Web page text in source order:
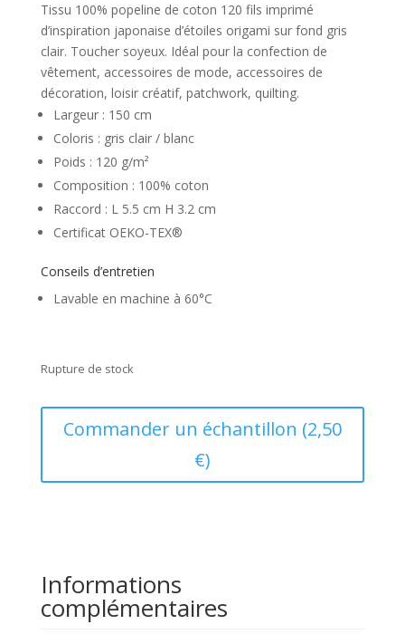
Tissu 100% popeline de coton 120 fils imprimé
d’inspiration japonaise d’étoiles origami sur fond gris
clair. Toucher soyeux. Idéal pour la confection de
vêtement, accessoires de mode, accessoires de
décoration, loisir créatif, patchwork, quilting.
Largeur : 150 cm
Coloris : gris clair / blanc
Poids : 120 g/m²
Composition : 100% coton
Raccord : L 5.5 cm H 3.2 cm
Certificat OEKO-TEX®
Conseils d’entretien
Lavable en machine à 60°C
Rupture de stock
Commander un échantillon (2,50
€)
Informations
complémentaires